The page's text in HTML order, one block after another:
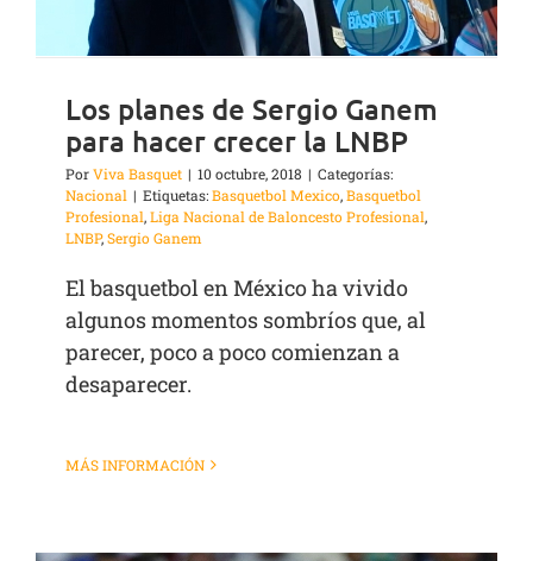
Los planes de Sergio Ganem
para hacer crecer la LNBP
PorViva Basquet | 10 octubre, 2018 | Categorías:
Nacional | Etiquetas:Basquetbol Mexico,Basquetbol
Profesional,Liga Nacional de Baloncesto Profesional,
LNBP,Sergio Ganem
El basquetbol en México ha vivido
algunos momentos sombríos que, al
parecer, poco a poco comienzan a
desaparecer.
MÁS INFORMACIÓN